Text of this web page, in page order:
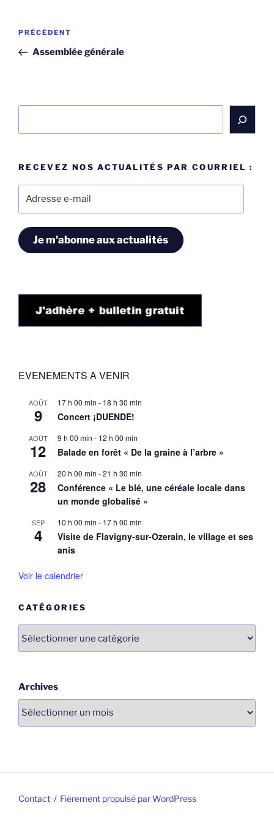
Navigation
l’article
Article
précédent
PRÉCÉDENT
Assemblée générale
RECEVEZ NOS ACTUALITÉS PAR COURRIEL :
Je m'abonne aux actualités
EVENEMENTS A VENIR
AOÛT
9
17 h 00 min - 18 h 30 min
Concert ¡DUENDE!
AOÛT
12
9 h 00 min - 12 h 00 min
Balade en forêt « De la graine à l’arbre »
AOÛT
28
20 h 00 min -21 h 30 min
Conférence « Le blé, une céréale locale dans
un monde globalisé »
SEP
4
10 h 00 min - 17 h 00 min
Visite de Flavigny-sur-Ozerain, le village et ses
anis
Voir le calendrier
CATÉGORIES
Archives
Contact Fièrement propulsé par WordPress